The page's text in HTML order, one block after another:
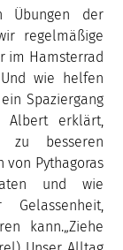
Übungen der
regelmäßige
im Hamsterrad
wie helfen
Spaziergang
Albert erklärt,
zu besseren
von Pythagoras
und wie
kann.„Ziehe